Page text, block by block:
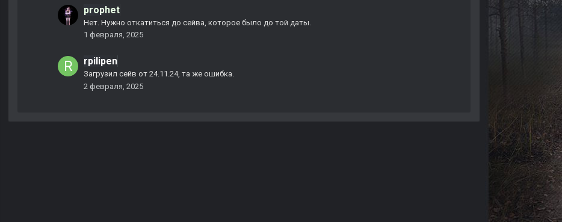
prophet
Нет. Нужно откатиться до сейва, которое было до той даты.
1 февраля, 2025
rpilipen
Загрузил сейв от 24.11.24, та же ошибка.
2 февраля, 2025